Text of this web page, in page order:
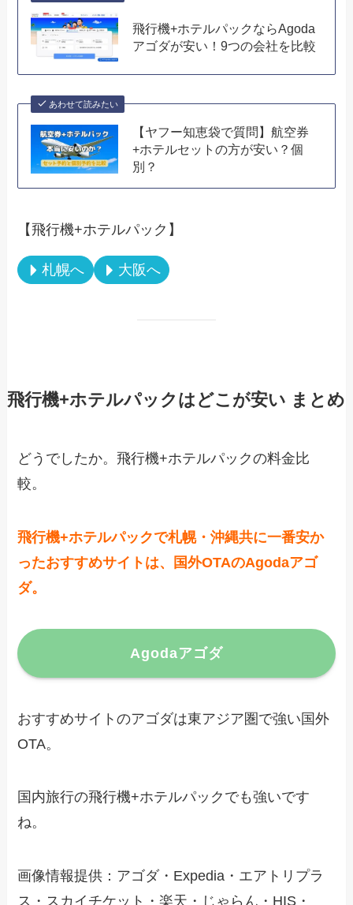
飛行機+ホテルパックならAgoda
アゴダが安い！9つの会社を比較
あわせて読みたい
【ヤフー知恵袋で質問】航空券
+ホテルセットの方が安い？個
別？
【飛行機+ホテルパック】
札幌へ 大阪へ
飛行機+ホテルパックはどこが安い まとめ
どうでしたか。飛行機+ホテルパックの料金比
較。
飛行機+ホテルパックで札幌・沖縄共に一番安か
ったおすすめサイトは、国外OTAのAgodaアゴ
ダ。
Agodaアゴダ
おすすめサイトのアゴダは東アジア圏で強い国外
OTA。
国内旅行の飛行機+ホテルパックでも強いです
ね。
画像情報提供：アゴダ・Expedia・エアトリプラ
ス・スカイチケット・楽天・じゃらん・HIS・